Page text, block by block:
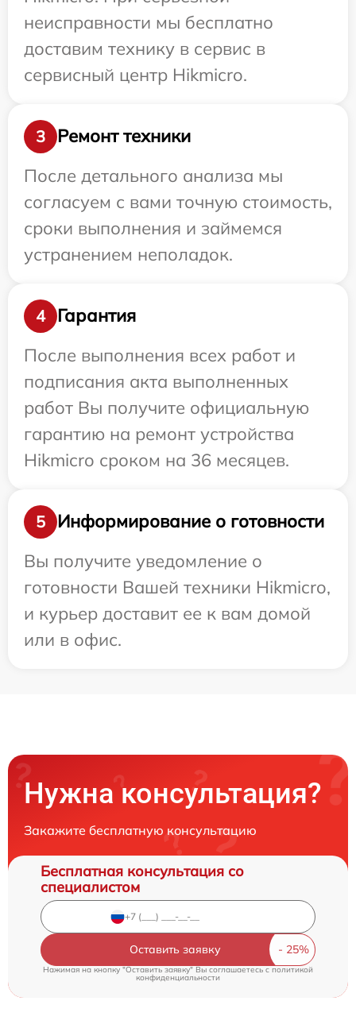
неисправности мы бесплатно
доставим технику в сервис в
сервисный центр Hikmicro.
3
Ремонт техники
После детального анализа мы
согласуем с вами точную стоимость,
сроки выполнения и займемся
устранением неполадок.
4
Гарантия
После выполнения всех работ и
подписания акта выполненных
работ Вы получите официальную
гарантию на ремонт устройства
Hikmicro сроком на 36 месяцев.
5
Информирование о готовности
Вы получите уведомление о
готовности Вашей техники Hikmicro,
и курьер доставит ее к вам домой
или в офис.
Нужна консультация?
Закажите бесплатную консультацию
Бесплатная консультация со
специалистом
Оставить заявку
Нажимая на кнопку "Оставить заявку" Вы соглашаетесь cполитикой
конфиденциальности